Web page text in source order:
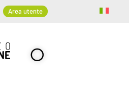
Area utente